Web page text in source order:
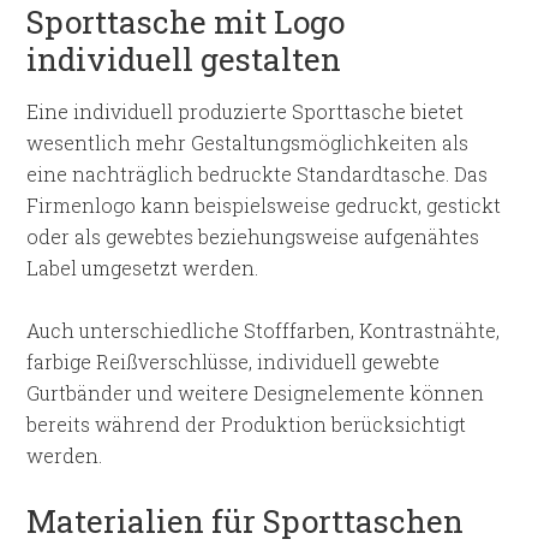
Sporttasche mit Logo
individuell gestalten
Eine individuell produzierte Sporttasche bietet
wesentlich mehr Gestaltungsmöglichkeiten als
eine nachträglich bedruckte Standardtasche. Das
Firmenlogo kann beispielsweise gedruckt, gestickt
oder als gewebtes beziehungsweise aufgenähtes
Label umgesetzt werden.
Auch unterschiedliche Stofffarben, Kontrastnähte,
farbige Reißverschlüsse, individuell gewebte
Gurtbänder und weitere Designelemente können
bereits während der Produktion berücksichtigt
werden.
Materialien für Sporttaschen